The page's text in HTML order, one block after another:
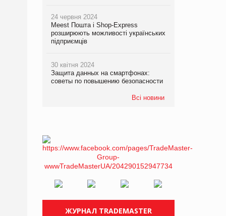
24 червня 2024
Meest Пошта і Shop-Express
розширюють можливості українських
підприємців
30 квітня 2024
Защита данных на смартфонах:
советы по повышению безопасности
Всі новини
ЖУРНАЛ TRADEMASTER